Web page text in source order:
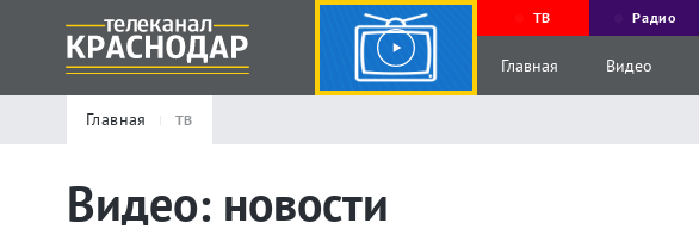
ТВ Радио
Главная Видео
Главная ТВ
Видео: новости